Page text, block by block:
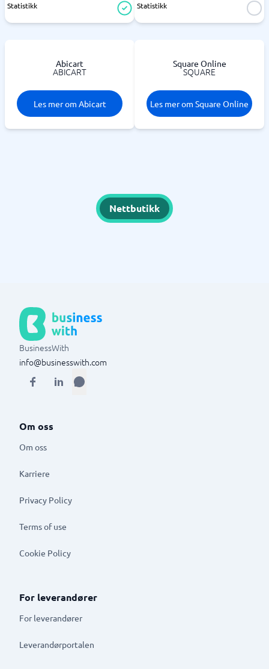
Statistikk Statistikk
Abicart
ABICART
Les mer om Abicart
Square Online
SQUARE
Les mer om Square Online
Nettbutikk
BusinessWith
info@businesswith.com
Om oss
Om oss
Karriere
Privacy Policy
Terms of use
Cookie Policy
For leverandører
For leverandører
Leverandørportalen